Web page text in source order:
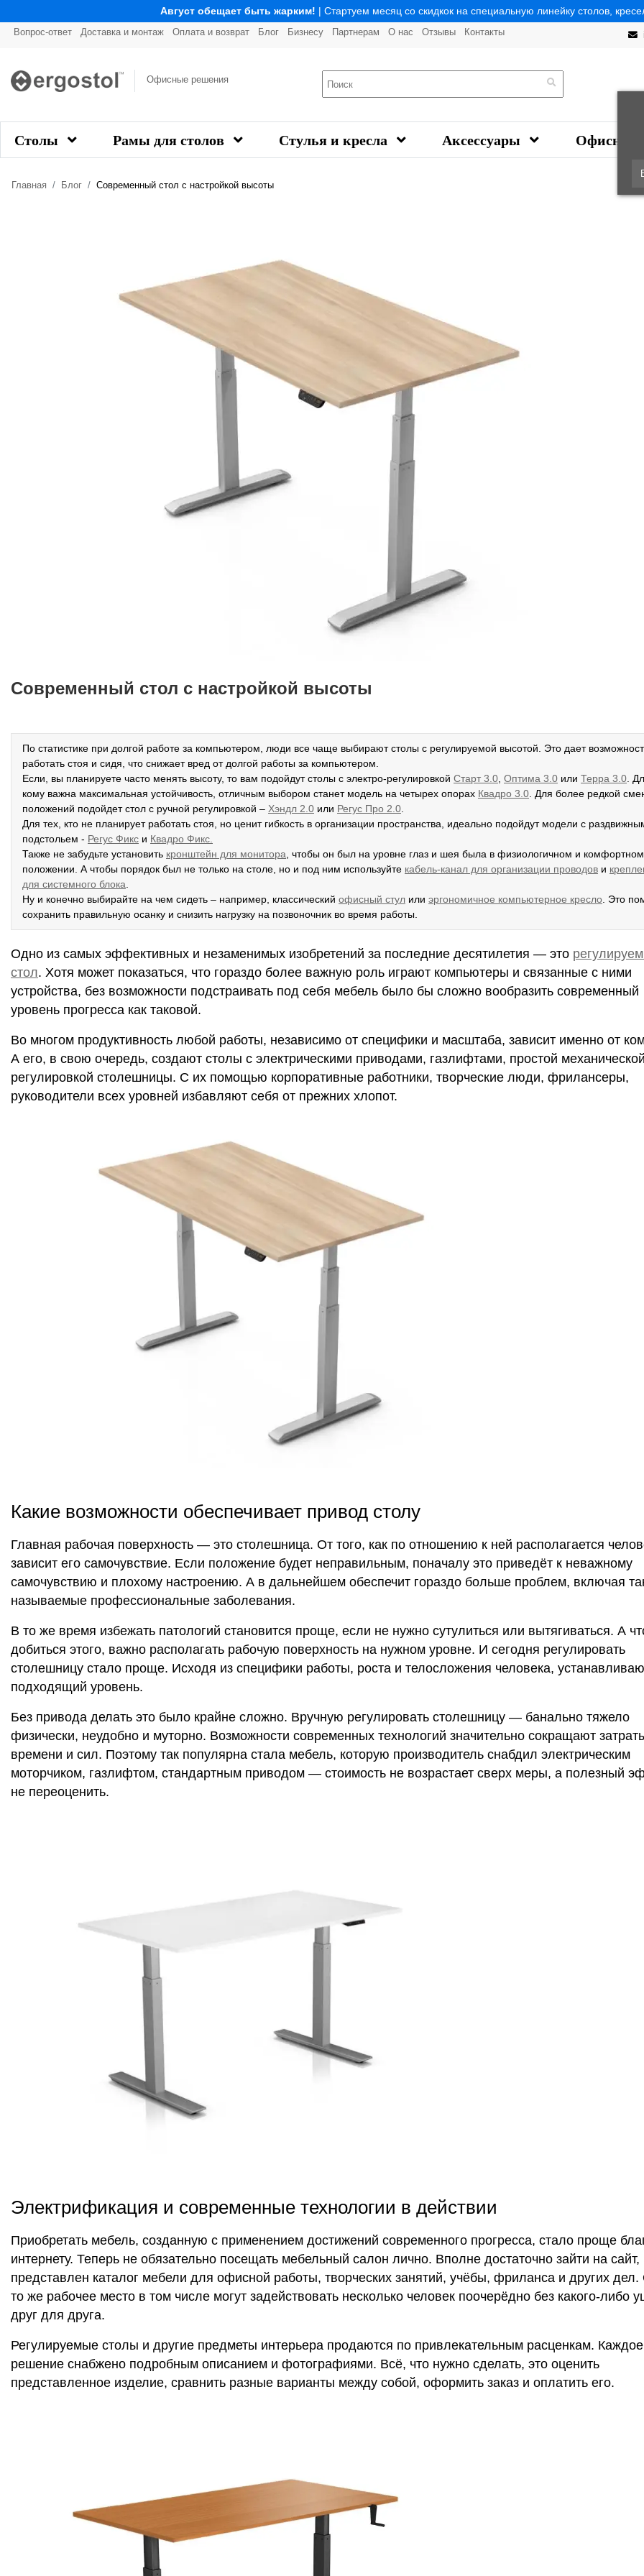
Август обещает быть жарким! | Стартуем месяц со скидкок на специальную линейку столов,
Вопрос-ответ Доставка и монтаж Оплата и возврат Блог Бизнесу Партнерам О нас Отзывы Контакты
Офисные решения
Столы Рамы для столов Стулья и кресла Аксессуары Офисная
Главная Блог Современный стол с настройкой высоты
Современный стол с настройкой высоты
По статистике при долгой работе за компьютером, люди все чаще выбирают столы с регулируемой высотой. Это дает
работать стоя и сидя, что снижает вред от долгой работы за компьютером.
Если, вы планируете часто менять высоту, то вам подойдут столы с электро-регулировкой Старт 3.0 Оптима 3.0 или Терра 3.0 .
кому важна максимальная устойчивость, отличным выбором станет модель на четырех опорах Квадро 3.0 . Для более редкой
положений подойдет стол с ручной регулировкой – Хэндл 2.0 или Регус Про 2.0
Для тех, кто не планирует работать стоя, но ценит гибкость в организации пространства, идеально подойдут модели с
подстольем - Регус Фикс и Квадро Фикс.
Также не забудьте установить кронштейн для монитора , чтобы он был на уровне глаз и шея была в физиологичном и комфортном
положении. А чтобы порядок был не только на столе, но и под ним используйте кабель-канал для организации проводов и
для системного блока
Ну и конечно выбирайте на чем сидеть – например, классический офисный стул или эргономичное компьютерное кресло . Это
сохранить правильную осанку и снизить нагрузку на позвоночник во время работы.
Одно из самых эффективных и незаменимых изобретений за последние десятилетия — это
стол. Хотя может показаться, что гораздо более важную роль играют компьютеры и связанные с ними
устройства, без возможности подстраивать под себя мебель было бы сложно вообразить современный
уровень прогресса как таковой.
Во многом продуктивность любой работы, независимо от специфики и масштаба, зависит именно от
А его, в свою очередь, создают столы с электрическими приводами, газлифтами, простой механической
регулировкой столешницы. С их помощью корпоративные работники, творческие люди, фрилансеры,
руководители всех уровней избавляют себя от прежних хлопот.
Какие возможности обеспечивает привод столу
Главная рабочая поверхность — это столешница. От того, как по отношению к ней располагается
зависит его самочувствие. Если положение будет неправильным, поначалу это приведёт к неважному
самочувствию и плохому настроению. А в дальнейшем обеспечит гораздо больше проблем, включая
называемые профессиональные заболевания.
В то же время избежать патологий становится проще, если не нужно сутулиться или вытягиваться. А
добиться этого, важно располагать рабочую поверхность на нужном уровне. И сегодня регулировать
столешницу стало проще. Исходя из специфики работы, роста и телосложения человека,
подходящий уровень.
Без привода делать это было крайне сложно. Вручную регулировать столешницу — банально тяжело
физически, неудобно и муторно. Возможности современных технологий значительно сокращают
времени и сил. Поэтому так популярна стала мебель, которую производитель снабдил электрическим
моторчиком, газлифтом, стандартным приводом — стоимость не возрастает сверх меры, а полезный
не переоценить.
Электрификация и современные технологии в действии
Приобретать мебель, созданную с применением достижений современного прогресса, стало проще
интернету. Теперь не обязательно посещать мебельный салон лично. Вполне достаточно зайти на сайт,
представлен каталог мебели для офисной работы, творческих занятий, учёбы, фриланса и других
то же рабочее место в том числе могут задействовать несколько человек поочерёдно без какого-либо
друг для друга.
Регулируемые столы и другие предметы интерьера продаются по привлекательным расценкам. Каждое
решение снабжено подробным описанием и фотографиями. Всё, что нужно сделать, это оценить
представленное изделие, сравнить разные варианты между собой, оформить заказ и оплатить его.